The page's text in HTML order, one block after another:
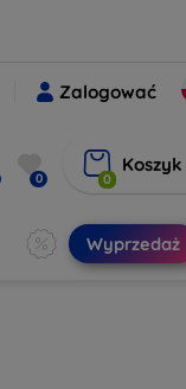
Zalogować
0 0
Koszyk
Wyprzedaż